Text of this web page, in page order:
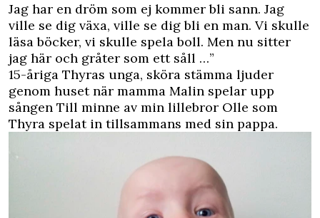
Jag har en dröm som ej kommer bli sann. Jag
ville se dig växa, ville se dig bli en man. Vi skulle
läsa böcker, vi skulle spela boll. Men nu sitter
jag här och gråter som ett såll …”
15-åriga Thyras unga, sköra stämma ljuder
genom huset när mamma Malin spelar upp
sången Till minne av min lillebror Olle som
Thyra spelat in tillsammans med sin pappa.